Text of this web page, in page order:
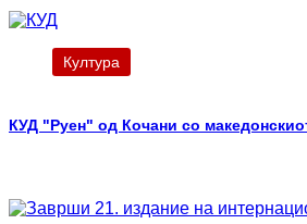
Култура
КУД "Руен" од Кочани со